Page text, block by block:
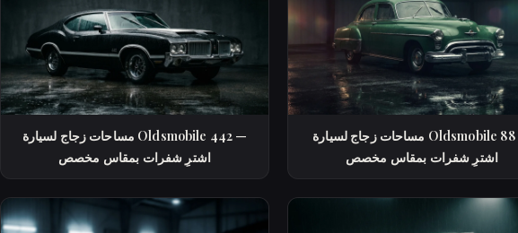
مساحات زجاج لسيارة Oldsmobile 442 —
اشترِ شفرات بمقاس مخصص
مساحات زجاج لسيارة Oldsmobile 88 —
اشترِ شفرات بمقاس مخصص